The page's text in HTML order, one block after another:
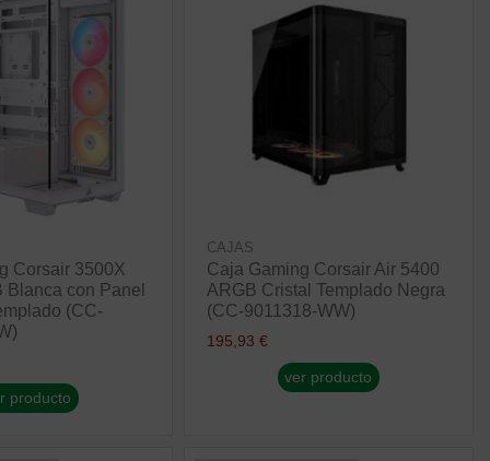
Corsair 3500X
Blanca con Panel
(CC-
producto
CAJAS
Caja Gaming Corsair Air 5400
ARGB Cristal Templado Negra
(CC-9011318-WW)
195,93 €
ver producto